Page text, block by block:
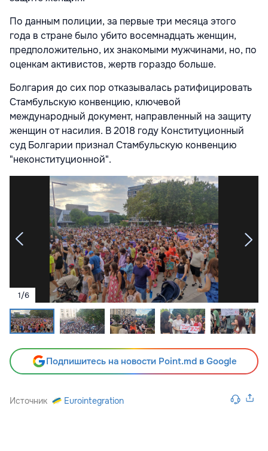
По данным полиции, за первые три месяца этого
года в стране было убито восемнадцать женщин,
предположительно, их знакомыми мужчинами, но, по
оценкам активистов, жертв гораздо больше.
Болгария до сих пор отказывалась ратифицировать
Стамбульскую конвенцию, ключевой
международный документ, направленный на защиту
женщин от насилия. В 2018 году Конституционный
суд Болгарии признал Стамбульскую конвенцию
"неконституционной".
1/6
Подпишитесь на новости Point.md в Google
Источник Eurointegration